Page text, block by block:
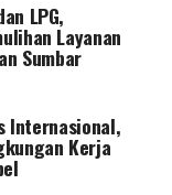
LPG,
Layanan
Sumbar
Internasional,
Kerja